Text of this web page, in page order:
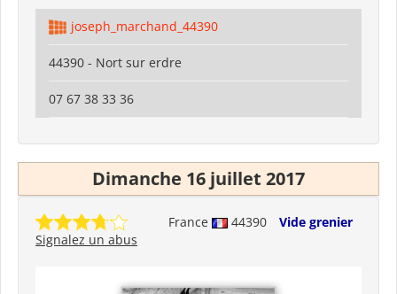
joseph_marchand_44390
44390 - Nort sur erdre
07 67 38 33 36
Dimanche 16 juillet 2017
France 44390
Vide grenier
Signalez un abus